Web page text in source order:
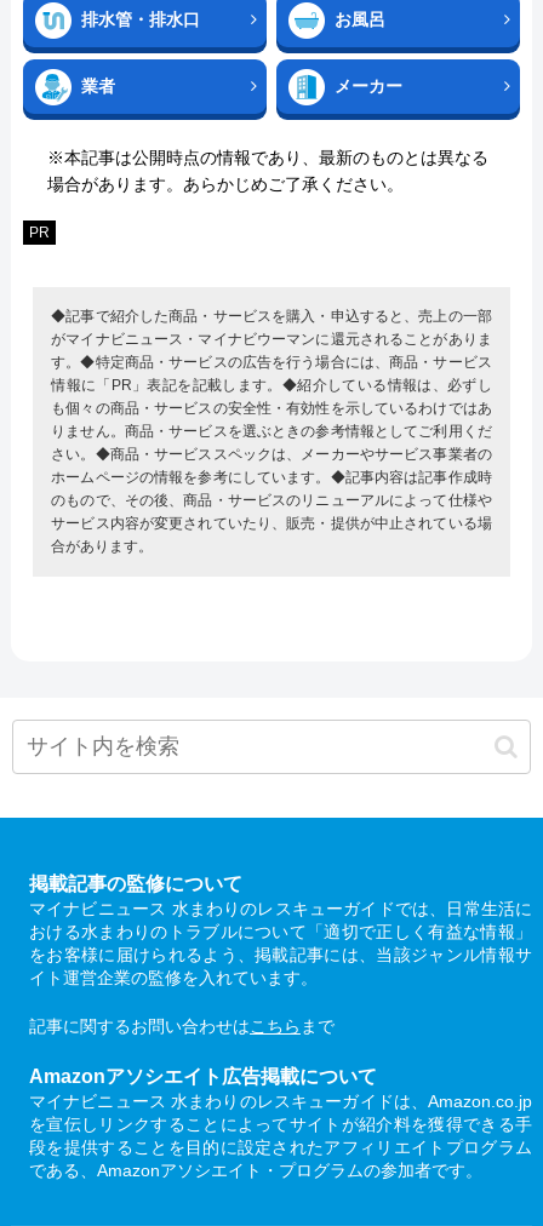
排水管・排水口 お風呂
業者 メーカー
※本記事は公開時点の情報であり、最新のものとは異なる
場合があります。あらかじめご了承ください。
PR
◆記事で紹介した商品・サービスを購入・申込すると、売上の一部
がマイナビニュース・マイナビウーマンに還元されることがありま
す。◆特定商品・サービスの広告を行う場合には、商品・サービス
情報に「PR」表記を記載します。◆紹介している情報は、必ずし
も個々の商品・サービスの安全性・有効性を示しているわけではあ
りません。商品・サービスを選ぶときの参考情報としてご利用くだ
さい。◆商品・サービススペックは、メーカーやサービス事業者の
ホームページの情報を参考にしています。◆記事内容は記事作成時
のもので、その後、商品・サービスのリニューアルによって仕様や
サービス内容が変更されていたり、販売・提供が中止されている場
合があります。
掲載記事の監修について
マイナビニュース 水まわりのレスキューガイドでは、日常生活に
おける水まわりのトラブルについて「適切で正しく有益な情報」
をお客様に届けられるよう、掲載記事には、当該ジャンル情報サ
イト運営企業の監修を入れています。
記事に関するお問い合わせはこちら まで
Amazonアソシエイト広告掲載について
マイナビニュース 水まわりのレスキューガイドは、Amazon.co.jp
を宣伝しリンクすることによってサイトが紹介料を獲得できる手
段を提供することを目的に設定されたアフィリエイトプログラム
である、Amazonアソシエイト・プログラムの参加者です。